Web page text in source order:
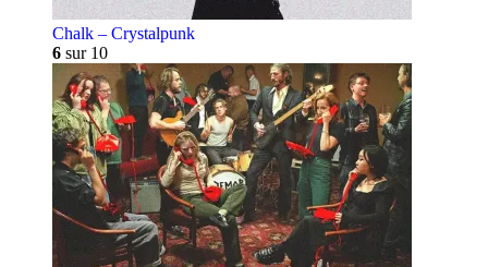
Chalk – Crystalpunk
6 sur 10